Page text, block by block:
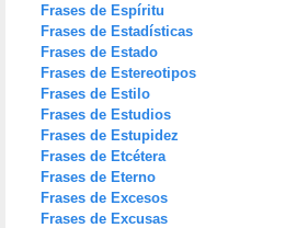
Frases de Espíritu
Frases de Estadísticas
Frases de Estado
Frases de Estereotipos
Frases de Estilo
Frases de Estudios
Frases de Estupidez
Frases de Etcétera
Frases de Eterno
Frases de Excesos
Frases de Excusas